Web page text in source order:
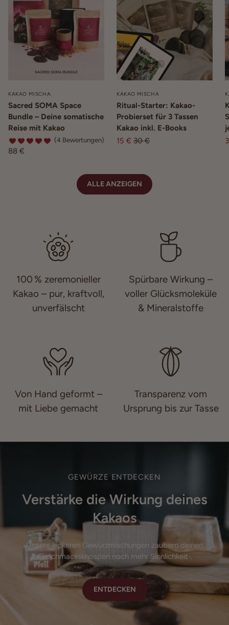
KAKAO MISCHA
Sacred SOMA Space
Bundle – Deine somatische
Reise mit Kakao
(4 Bewertungen)
88 €
KAKAO MISCHA
Ritual-Starter: Kakao-
Probierset für 3 Tassen
Kakao inkl. E-Books
15 € 30 €
ALLE ANZEIGEN
100 % zeremonieller
Kakao – pur, kraftvoll,
unverfälscht
Spürbare Wirkung –
voller Glücksmoleküle
& Mineralstoffe
Von Hand geformt –
mit Liebe gemacht
Transparenz vom
Ursprung bis zur Tasse
GEWÜRZE ENTDECKEN
Verstärke die Wirkung deines
Kakaos
Unsere leckeren Gewürzmischungen zaubern deinen
Geschmacksknospen noch mehr Sinnlichkeit .
ENTDECKEN
ENTDECKEN